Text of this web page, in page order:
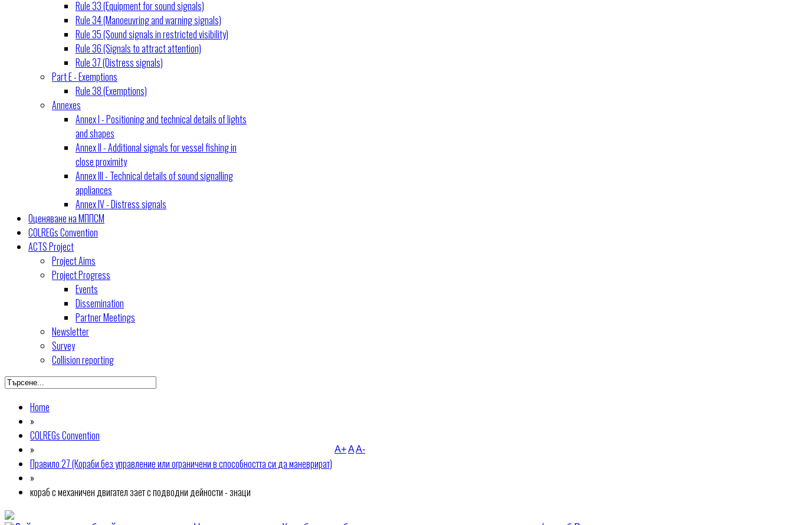
Rule 33 (Equipment for sound signals)
Rule 34 (Manoeuvring and warning signals)
Rule 35 (Sound signals in restricted visibility)
Rule 36 (Signals to attract attention)
Rule 37 (Distress signals)
Part E - Exemptions
Rule 38 (Exemptions)
Annexes
Annex I - Positioning and technical details of lights
and shapes
Annex II - Additional signals for vessel fishing in
close proximity
Annex III - Technical details of sound signalling
appliances
Annex IV - Distress signals
Оценяване на МППСМ
COLREGs Convention
ACTS Project
Project Aims
Project Progress
Events
Dissemination
Partner Meetings
Newsletter
Survey
Collision reporting
Home
»
COLREGs Convention
»
Правило 27 (Кораби без управление или ограничени в способността си да маневрират)
»
кораб с механичен двигател зает с подводни дейности - знаци
A+AA-